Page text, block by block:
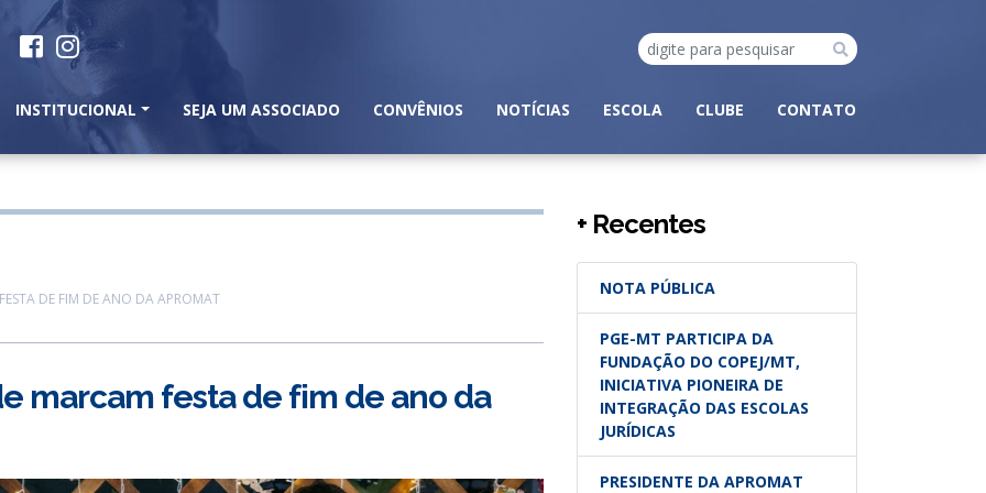
INSTITUCIONAL SEJA UM ASSOCIADO CONVÊNIOS NOTÍCIAS ESCOLA CLUBE CONTATO
DE FIM DE ANO DA APROMAT
marcam festa de fim de ano da
+ Recentes
NOTA PÚBLICA
PGE-MT PARTICIPA DA
FUNDAÇÃO DO COPEJ/MT,
INICIATIVA PIONEIRA DE
INTEGRAÇÃO DAS ESCOLAS
JURÍDICAS
PRESIDENTE DA APROMAT